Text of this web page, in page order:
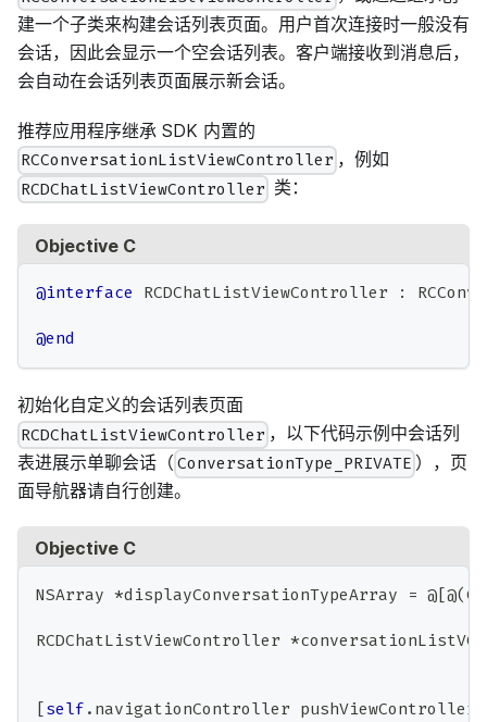
建一个子类来构建会话列表页面。用户首次连接时一般没有
会话，因此会显示一个空会话列表。客户端接收到消息后，
会自动在会话列表页面展示新会话。
推荐应用程序继承 SDK 内置的
RCConversationListViewController ，例如
RCDChatListViewController 类：
Objective C
@interface RCDChatListViewController :
@end
初始化自定义的会话列表页面
RCDChatListViewController ，以下代码示例中会话列
表进展示单聊会话（ ConversationType_PRIVATE ），页
面导航器请自行创建。
Objective C
NSArray *displayConversationTypeArray = @ [@(
RCDChatListViewController *conversationListVC
[self . navigationController pushViewController